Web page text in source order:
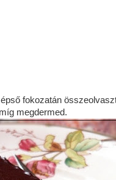
fokozatán
megdermed.